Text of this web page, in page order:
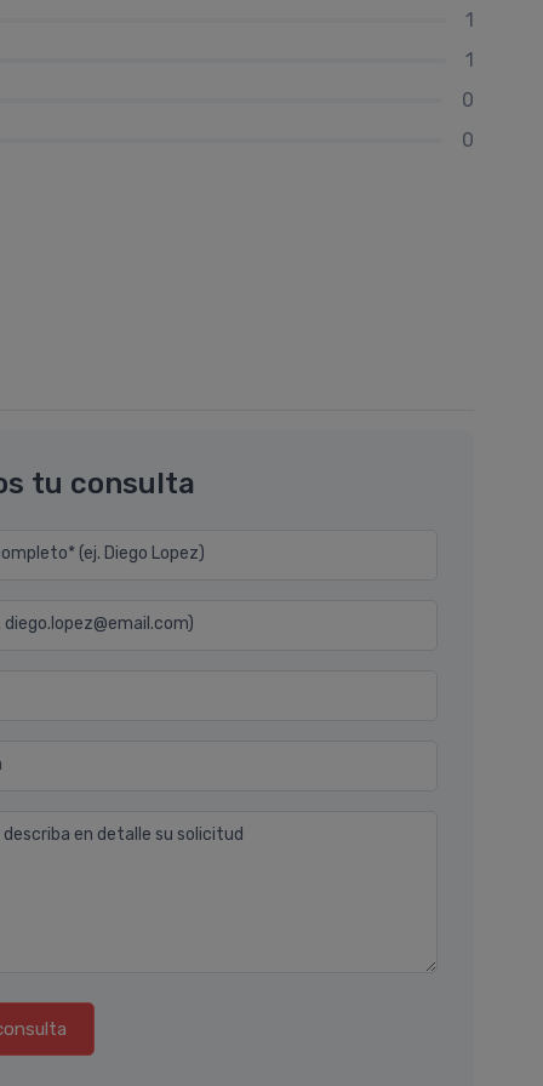
1
1
0
0
tu consulta
(ej. Diego Lopez)
diego.lopez@email.com)
en detalle su solicitud